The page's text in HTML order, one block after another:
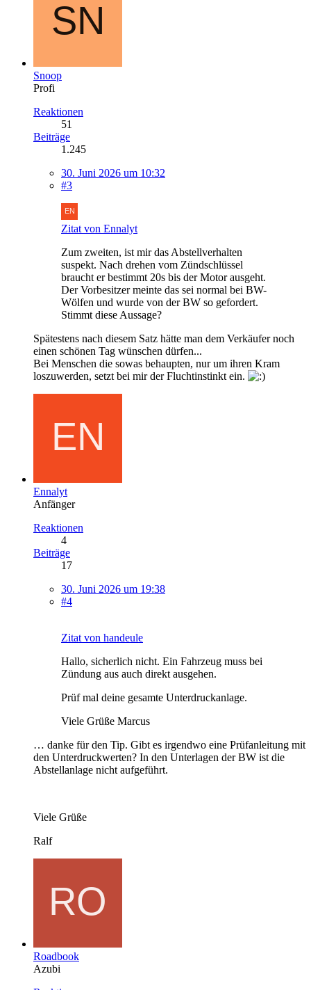
Snoop
Profi
Reaktionen
51
Beiträge
1.245
30. Juni 2026 um 10:32
#3
Zitat von Ennalyt
Zum zweiten, ist mir das Abstellverhalten
suspekt. Nach drehen vom Zündschlüssel
braucht er bestimmt 20s bis der Motor ausgeht.
Der Vorbesitzer meinte das sei normal bei BW-
Wölfen und wurde von der BW so gefordert.
Stimmt diese Aussage?
Spätestens nach diesem Satz hätte man dem Verkäufer noch
einen schönen Tag wünschen dürfen...
Bei Menschen die sowas behaupten, nur um ihren Kram
loszuwerden, setzt bei mir der Fluchtinstinkt ein.
Ennalyt
Anfänger
Reaktionen
4
Beiträge
17
30. Juni 2026 um 19:38
#4
Zitat von handeule
Hallo, sicherlich nicht. Ein Fahrzeug muss bei
Zündung aus auch direkt ausgehen.
Prüf mal deine gesamte Unterdruckanlage.
Viele Grüße Marcus
… danke für den Tip. Gibt es irgendwo eine Prüfanleitung mit
den Unterdruckwerten? In den Unterlagen der BW ist die
Abstellanlage nicht aufgeführt.
Viele Grüße
Ralf
Roadbook
Azubi